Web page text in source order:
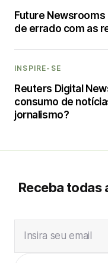
Future Newsrooms
de errado com as
INSPIRE-SE
Reuters Digital
consumo de
jornalismo?
Receba todas
Insira seu email